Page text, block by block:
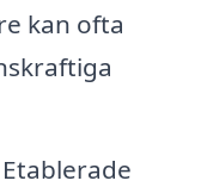
kan ofta
Etablerade